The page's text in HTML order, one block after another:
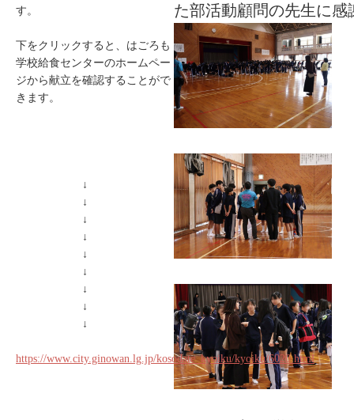
た部活動顧問の先生に感
す。
下をクリックすると、はごろも
学校給食センターのホームペー
ジから献立を確認することがで
きます。
↓
↓
↓
↓
↓
↓
↓
↓
↓
https://www.city.ginowan.lg.jp/kosodate_kyoiku/kyoiku/6020.html